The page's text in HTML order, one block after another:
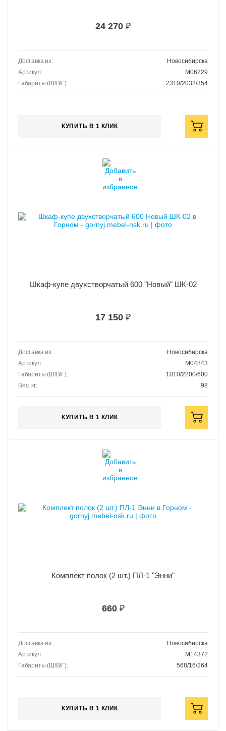
24 270 ₽
Доставка из:
Новосибирска
Артикул:
M06229
Габариты (Ш/В/Г):
2310/2032/354
КУПИТЬ В 1 КЛИК
Шкаф-купе двухстворчатый 600 "Новый" ШК-02
17 150 ₽
Доставка из:
Новосибирска
Артикул:
M04843
Габариты (Ш/В/Г):
1010/2200/600
Вес, кг:
98
КУПИТЬ В 1 КЛИК
Комплект полок (2 шт.) ПЛ-1 "Энни"
660 ₽
Доставка из:
Новосибирска
Артикул:
M14372
Габариты (Ш/В/Г):
568/16/264
КУПИТЬ В 1 КЛИК